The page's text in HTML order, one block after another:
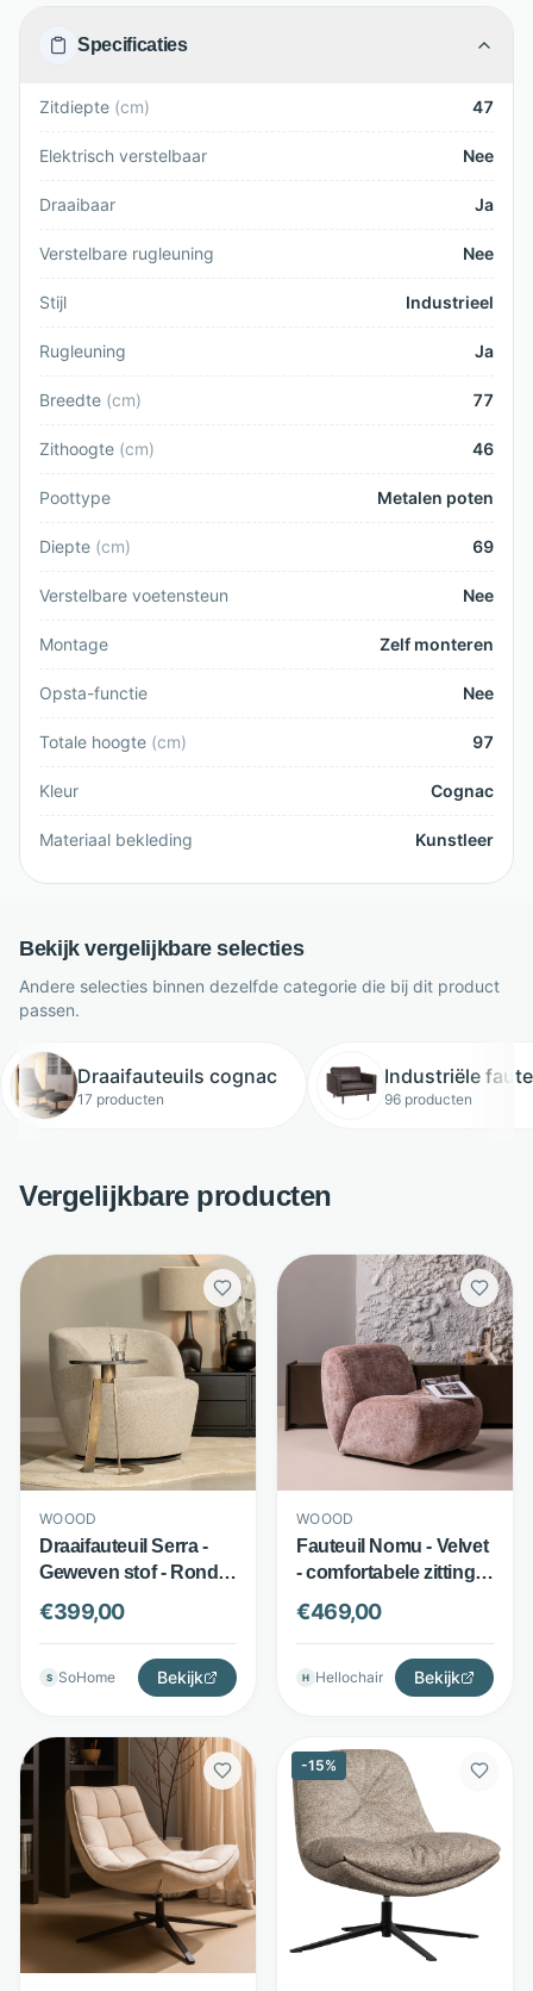
Specificaties
Zitdiepte (cm) 47
Elektrisch verstelbaar Nee
Draaibaar Ja
Verstelbare rugleuning Nee
Stijl Industrieel
Rugleuning Ja
Breedte (cm) 77
Zithoogte (cm) 46
Poottype Metalen poten
Diepte (cm) 69
Verstelbare voetensteun Nee
Montage Zelf monteren
Opsta-functie Nee
Totale hoogte (cm) 97
Kleur Cognac
Materiaal bekleding Kunstleer
Bekijk vergelijkbare selecties
Andere selecties binnen dezelfde categorie die bij dit product
passen.
Draaifauteuils cognac
17 producten
Industriële
96 producten
Vergelijkbare producten
WOOOD
Draaifauteuil Serra -
Geweven stof - Rond
draaibaar design -
Beige - WOOOD
€399,00
S SoHome Bekijk
WOOOD
Fauteuil Nomu - Velvet
- comfortabele zitting -
Roze - WOOOD
€469,00
H Hellochair Bekijk
-15%